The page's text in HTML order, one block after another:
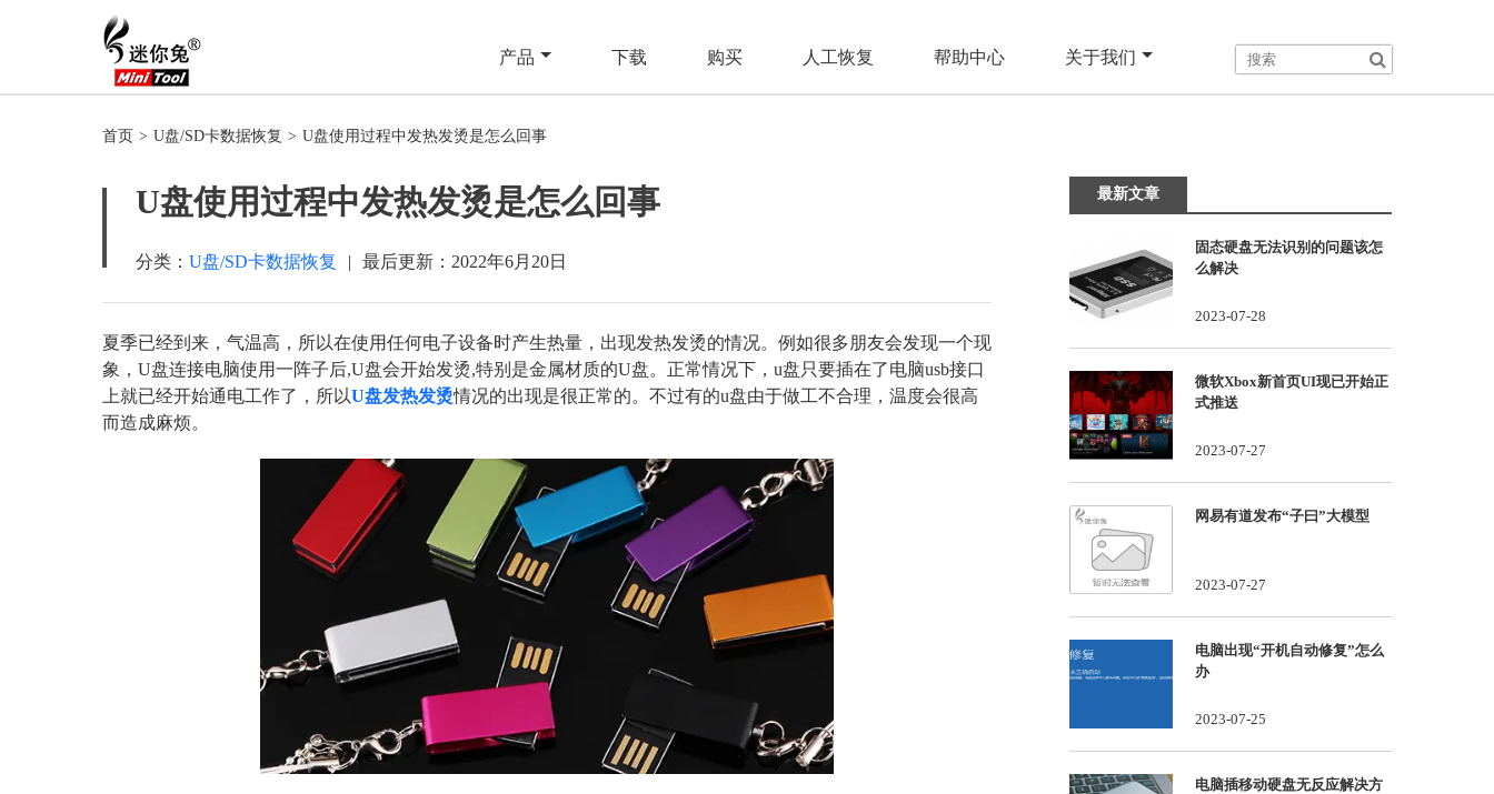
产品 下载 购买 人工恢复 帮助中心 关于我们
首页 > U盘/SD卡数据恢复 > U盘使用过程中发热发烫是怎么回事
U盘使用过程中发热发烫是怎么回事
分类： U盘/SD卡数据恢复 | 最后更新： 2022年6月20日
夏季已经到来，气温高，所以在使用任何电子设备时产生热量，出现发热发烫的情况。例如很多朋友会发现一个现
象，U盘连接电脑使用一阵子后,U盘会开始发烫,特别是金属材质的U盘。正常情况下，u盘只要插在了电脑usb接口
上就已经开始通电工作了，所以U盘发热发烫情况的出现是很正常的。不过有的u盘由于做工不合理，温度会很高
而造成麻烦。
最新文章
固态硬盘无法识别的问题该怎
么解决
2023-07-28
微软Xbox新首页UI现已开始正
式推送
2023-07-27
网易有道发布“子曰”大模型
2023-07-27
电脑出现“开机自动修复”怎么
办
2023-07-25
电脑插移动硬盘无反应解决方